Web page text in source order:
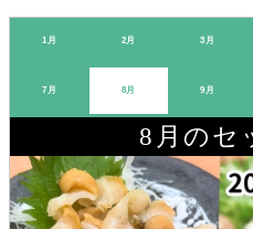
1月 2月 3月
7月 8月 9月
8月のセ